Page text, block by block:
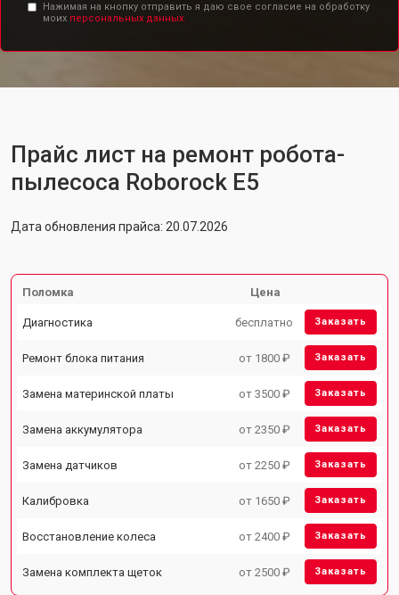
Нажимая на кнопку отправить я даю свое согласие на обработку
моих персональных данных.
Прайс лист на ремонт робота-
пылесоса Roborock E5
Дата обновления прайса: 20.07.2026
Поломка Цена
Диагностика бесплатно Заказать
Ремонт блока питания от 1800 ₽ Заказать
Замена материнской платы от 3500 ₽ Заказать
Замена аккумулятора от 2350 ₽ Заказать
Замена датчиков от 2250 ₽ Заказать
Калибровка от 1650 ₽ Заказать
Восстановление колеса от 2400 ₽ Заказать
Замена комплекта щеток от 2500 ₽ Заказать